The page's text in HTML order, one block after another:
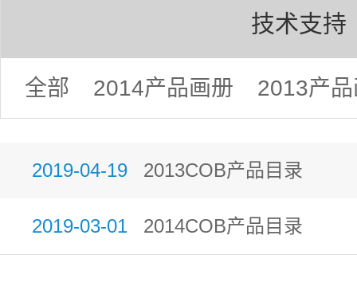
技术支持
全部 2014产品画册 2013产
2019-04-19 2013COB产品目录
2019-03-01 2014COB产品目录